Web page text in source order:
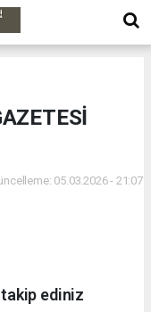
05.03.2026 - 21:07
ediniz